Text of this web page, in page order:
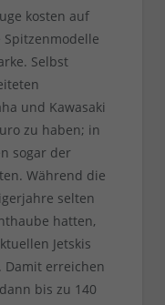
kosten auf
Spitzenmodelle
Selbst
und Kawasaki
zu haben; in
sogar der
Während die
selten
hatten,
Jetskis
Damit erreichen
bis zu 140